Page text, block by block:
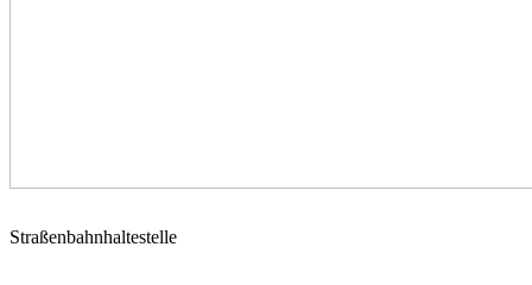
Straßenbahnhaltestelle